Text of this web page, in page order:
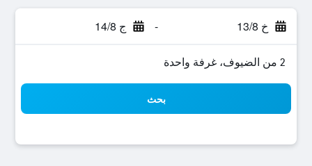
خ 13/8 - ج 14/8
2 من الضيوف، غرفة واحدة
بحث